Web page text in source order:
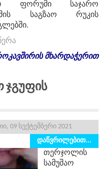
ფორუმი საჯარო
საგზაო რუკის
მხარდაჭერით
Ჯგუფის
09 სექტემბერი 2021
დაწვრილებით...
თერჯოლის
სამუშაო